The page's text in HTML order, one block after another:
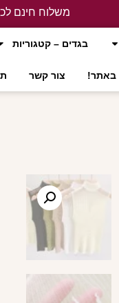
משלוח חינם
בגדים – קטגוריות
באתר! צור קשר